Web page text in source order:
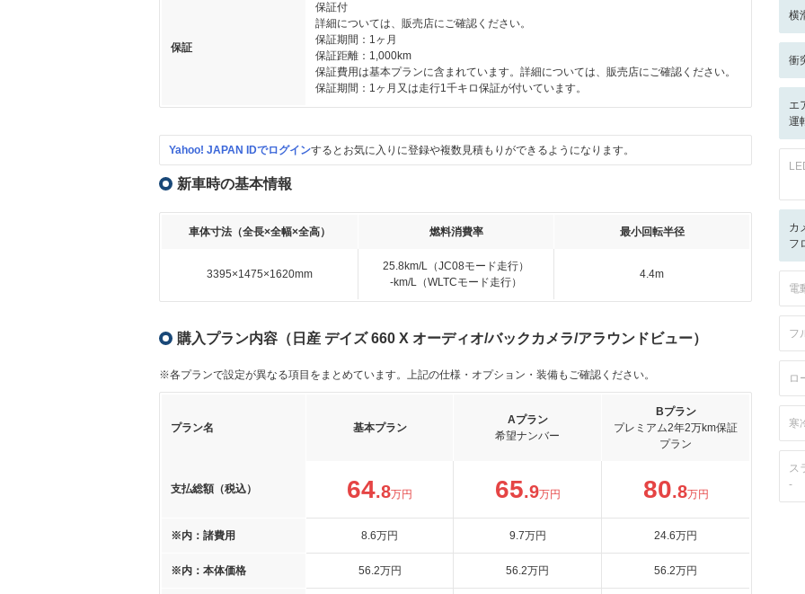
保証
保証付
詳細については、販売店にご確認ください。
保証期間：1ヶ月
保証距離：1,000km
保証費用は基本プランに含まれています。詳細については、販売店にご確認ください。
保証期間：1ヶ月又は走行1千キロ保証が付いています。
Yahoo! JAPAN IDでログインするとお気に入りに登録や複数見積もりができるようになります。
新車時の基本情報
車体寸法（全長×全幅×全高） 燃料消費率 最小回転半径
3395×1475×1620mm
25.8km/L（JC08モード走行）
-km/L（WLTCモード走行）
4.4m
購入プラン内容（日産 デイズ 660 X オーディオ/バックカメラ/アラウンドビュー）
※各プランで設定が異なる項目をまとめています。上記の仕様・オプション・装備もご確認ください。
プラン名 基本プラン
Aプラン
希望ナンバー
Bプラン
プレミアム2年2万km保証
プラン
支払総額（税込） 64.8万円 65.9万円 80.8万円
※内：諸費用 8.6万円 9.7万円 24.6万円
※内：本体価格 56.2万円 56.2万円 56.2万円
横
衝
エ
運
カ
フ
電
フ
ロ
寒
ス
-